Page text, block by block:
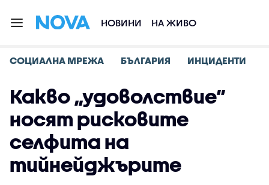
НОВИНИ НА ЖИВО
СОЦИАЛНА МРЕЖА БЪЛГАРИЯ ИНЦИДЕНТИ
Какво „удоволствие”
носят рисковите
селфита на
тийнейджърите